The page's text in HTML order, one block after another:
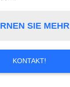
SIE MEHR
KONTAKT!